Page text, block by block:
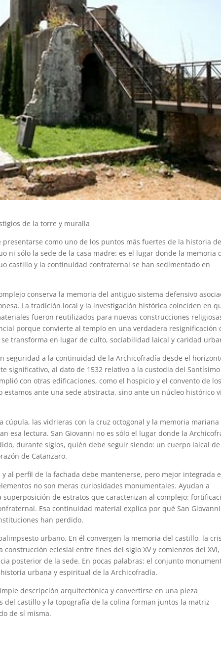
de la torre y muralla
como uno de los puntos más fuertes de la historia
ni sólo la sede de la casa madre: es el lugar donde la memoria
castillo y la continuidad confraternal se han sedimentado en
conserva la memoria del antiguo sistema defensivo
La tradición local y la investigación histórica coinciden en
fueron reutilizados para nuevas construcciones
porque convierte al templo en una verdadera resignificación
transforma en lugar de culto, sociabilidad laical y caridad
seguridad a la continuidad de la Archicofradía desde el
significativo, al dato de 1532 relativo a la custodia del Santísimo
con otras edificaciones, como el hospicio y el convento de
estamos ante una sede abstracta, sino ante un núcleo histórico
las vidrieras con la cruz octogonal y la memoria mariana
esa lectura. San Giovanni no es sólo el lugar donde la
durante siglos, quién debe seguir siendo: un cuerpo laical de
de Catanzaro.
al perfil de la fachada debe mantenerse, pero mejor integrada
no son meras curiosidades monumentales. Ayudan a
de estratos que caracterizan al complejo:
Esa continuidad material explica por qué San
han perdido.
urbano. En él convergen la memoria del castillo, la
eclesial entre fines del siglo XV y comienzos del
posterior de la sede. En pocas palabras: el conjunto
urbana y espiritual de la Archicofradía.
descripción arquitectónica y convertirse en una pieza
del castillo y la topografía de la colina forman juntos la matriz
de sí misma.